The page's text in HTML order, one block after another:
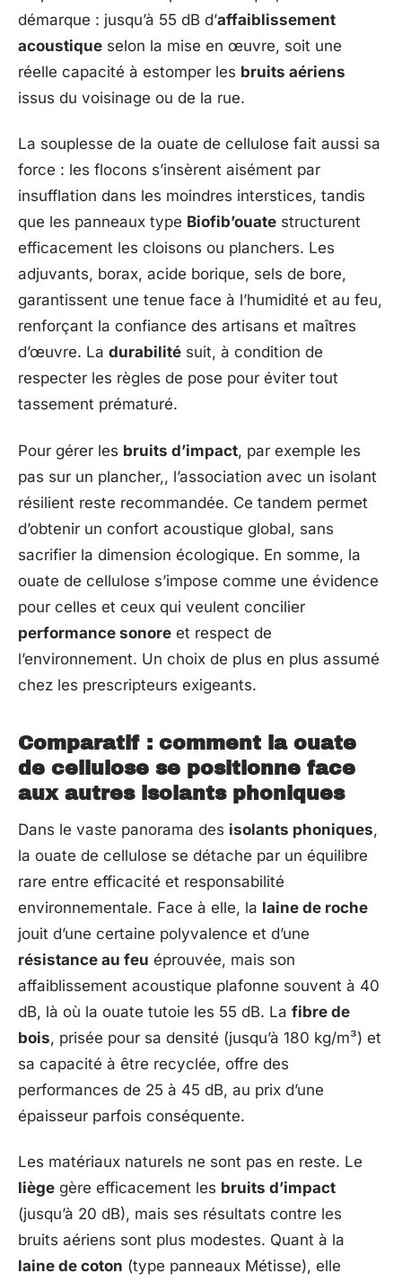
démarque : jusqu’à 55 dB d’affaiblissement
acoustique selon la mise en œuvre, soit une
réelle capacité à estomper les bruits aériens
issus du voisinage ou de la rue.
La souplesse de la ouate de cellulose fait aussi sa
force : les flocons s’insèrent aisément par
insufflation dans les moindres interstices, tandis
que les panneaux type Biofib’ouate structurent
efficacement les cloisons ou planchers. Les
adjuvants, borax, acide borique, sels de bore,
garantissent une tenue face à l’humidité et au feu,
renforçant la confiance des artisans et maîtres
d’œuvre. La durabilité suit, à condition de
respecter les règles de pose pour éviter tout
tassement prématuré.
Pour gérer les bruits d’impact, par exemple les
pas sur un plancher,, l’association avec un isolant
résilient reste recommandée. Ce tandem permet
d’obtenir un confort acoustique global, sans
sacrifier la dimension écologique. En somme, la
ouate de cellulose s’impose comme une évidence
pour celles et ceux qui veulent concilier
performance sonore et respect de
l’environnement. Un choix de plus en plus assumé
chez les prescripteurs exigeants.
Comparatif : comment la ouate
de cellulose se positionne face
aux autres isolants phoniques
Dans le vaste panorama des isolants phoniques,
la ouate de cellulose se détache par un équilibre
rare entre efficacité et responsabilité
environnementale. Face à elle, la laine de roche
jouit d’une certaine polyvalence et d’une
résistance au feu éprouvée, mais son
affaiblissement acoustique plafonne souvent à 40
dB, là où la ouate tutoie les 55 dB. La fibre de
bois, prisée pour sa densité (jusqu’à 180 kg/m³) et
sa capacité à être recyclée, offre des
performances de 25 à 45 dB, au prix d’une
épaisseur parfois conséquente.
Les matériaux naturels ne sont pas en reste. Le
liège gère efficacement les bruits d’impact
(jusqu’à 20 dB), mais ses résultats contre les
bruits aériens sont plus modestes. Quant à la
laine de coton (type panneaux Métisse), elle